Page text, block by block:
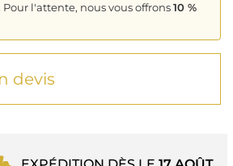
l'attente, nous vous offrons10 %
devis